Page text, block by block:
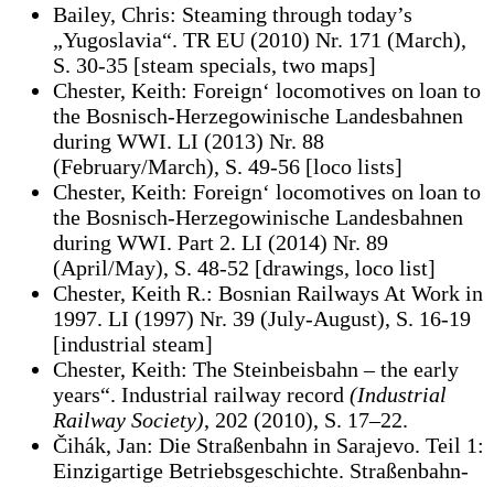
Bailey, Chris: Steaming through today’s
„Yugoslavia“. TR EU (2010) Nr. 171 (March),
S. 30-35 [steam specials, two maps]
Chester, Keith: Foreign‘ locomotives on loan to
the Bosnisch-Herzegowinische Landesbahnen
during WWI. LI (2013) Nr. 88
(February/March), S. 49-56 [loco lists]
Chester, Keith: Foreign‘ locomotives on loan to
the Bosnisch-Herzegowinische Landesbahnen
during WWI. Part 2. LI (2014) Nr. 89
(April/May), S. 48-52 [drawings, loco list]
Chester, Keith R.: Bosnian Railways At Work in
1997. LI (1997) Nr. 39 (July-August), S. 16-19
[industrial steam]
Chester, Keith: The Steinbeisbahn – the early
years“. Industrial railway record (Industrial
Railway Society), 202 (2010), S. 17–22.
Čihák, Jan: Die Straßenbahn in Sarajevo. Teil 1:
Einzigartige Betriebsgeschichte. Straßenbahn-